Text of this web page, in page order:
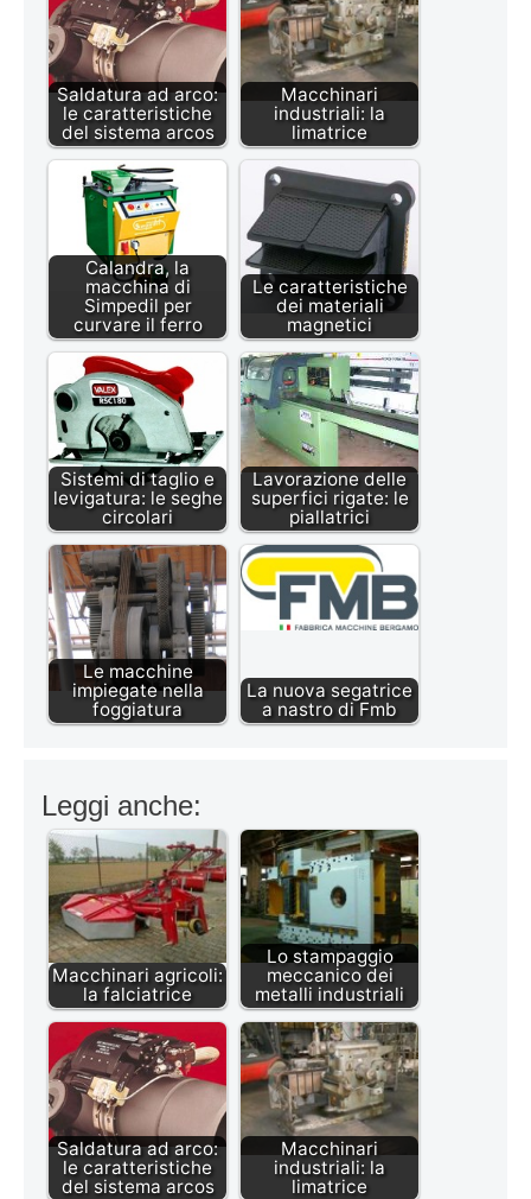
Saldatura ad arco:
le caratteristiche
del sistema arcos
Macchinari
industriali: la
limatrice
Calandra, la
macchina di
Simpedil per
curvare il ferro
Le caratteristiche
dei materiali
magnetici
Sistemi di taglio e
levigatura: le seghe
circolari
Lavorazione delle
superfici rigate: le
piallatrici
Le macchine
impiegate nella
foggiatura
La nuova segatrice
a nastro di Fmb
Leggi anche:
Macchinari agricoli:
la falciatrice
Lo stampaggio
meccanico dei
metalli industriali
Saldatura ad arco:
le caratteristiche
del sistema arcos
Macchinari
industriali: la
limatrice